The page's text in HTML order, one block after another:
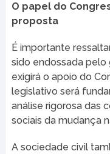
O papel do
proposta
É importante
sido endossada
exigirá o apoio do
legislativo será
análise rigorosa das
sociais da mudança
A sociedade civil